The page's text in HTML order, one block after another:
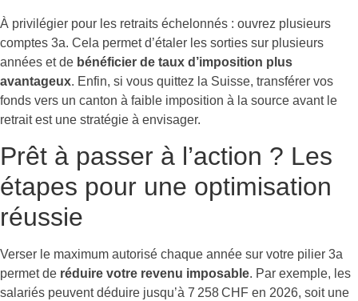
À privilégier pour les retraits échelonnés : ouvrez plusieurs
comptes 3a. Cela permet d’étaler les sorties sur plusieurs
années et de bénéficier de taux d’imposition plus
avantageux. Enfin, si vous quittez la Suisse, transférer vos
fonds vers un canton à faible imposition à la source avant le
retrait est une stratégie à envisager.
Prêt à passer à l’action ? Les
étapes pour une optimisation
réussie
Verser le maximum autorisé chaque année sur votre pilier 3a
permet de réduire votre revenu imposable. Par exemple, les
salariés peuvent déduire jusqu’à 7 258 CHF en 2026, soit une